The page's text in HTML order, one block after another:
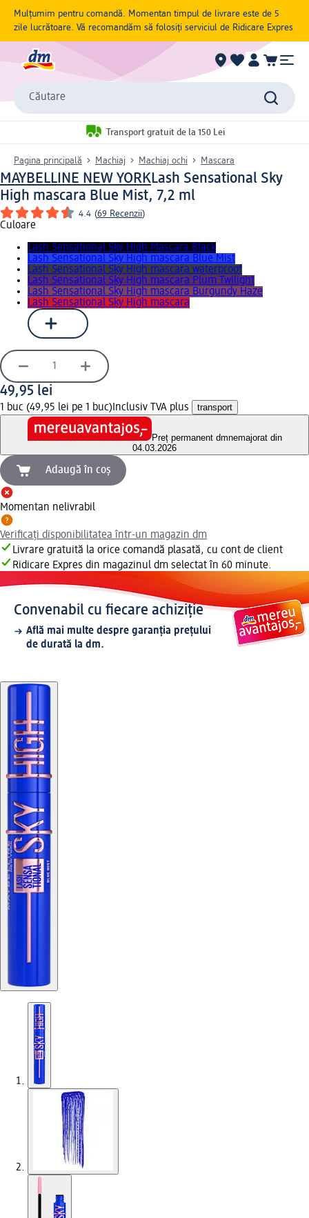
Mulțumim pentru comandă. Momentan timpul de livrare este de 5
zile lucrătoare. Vă recomandăm să folosiți serviciul de Ridicare Expres
Căutare
Transport gratuit de la 150 Lei
Pagina principală Machiaj Machiaj ochi Mascara
MAYBELLINE NEW YORKLash Sensational Sky
High mascara Blue Mist, 7,2 ml
4.4 (69 Recenzii)
Culoare
Lash Sensational Sky High Mascara Black
Lash Sensational Sky High mascara Blue Mist
Lash Sensational Sky High mascara waterproof
Lash Sensational Sky High mascara Plum Twilight
Lash Sensational Sky High mascara Burgundy Haze
Lash Sensational Sky High mascara
49,95 lei
1 buc (49,95 lei pe 1 buc) Inclusiv TVA plus transport
Preț permanent dmnemajorat din
04.03.2026
Adaugă în coș
Momentan nelivrabil
Verificați disponibilitatea într-un magazin dm
Livrare gratuită la orice comandă plasată, cu cont de client
Ridicare Expres din magazinul dm selectat în 60 minute.
Convenabil cu fiecare achiziție
Află mai multe despre garanția prețului
de durată la dm.